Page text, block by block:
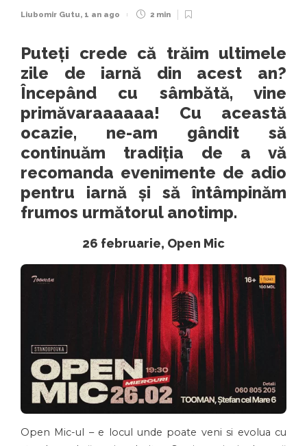
Liubomir Gutu, 1 an ago 2 min
Puteți crede că trăim ultimele
zile de iarnă din acest an?
Începând cu sâmbătă, vine
primăvaraaaaaa! Cu această
ocazie, ne-am gândit să
continuăm tradiția de a vă
recomanda evenimente de adio
pentru iarnă și să întâmpinăm
frumos următorul anotimp.
26 februarie, Open Mic
Open Mic-ul – e locul unde poate veni si evolua cu